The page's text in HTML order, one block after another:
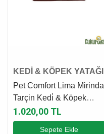
KEDİ & KÖPEK YATAĞI
Pet Comfort Lima Mirinda
Tarçin Kedi̇ & Köpek
Yatağı S - 45 x 75 x 8 Cm
1.020,00 TL
Sepete Ekle